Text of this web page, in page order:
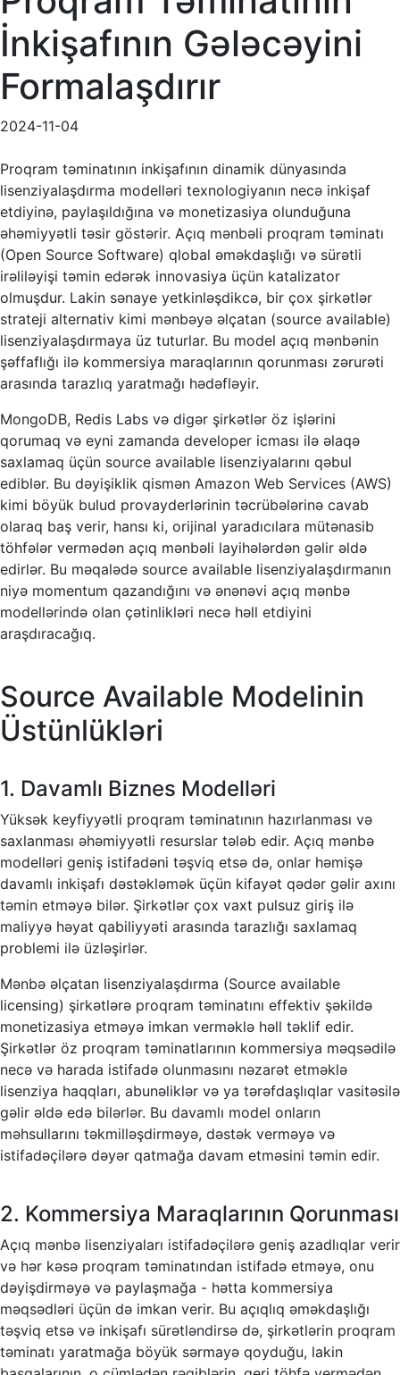
İnkişafının Gələcəyini
Formalaşdırır
2024-11-04
Proqram təminatının inkişafının dinamik dünyasında
lisenziyalaşdırma modelləri texnologiyanın necə inkişaf
etdiyinə, paylaşıldığına və monetizasiya olunduğuna
əhəmiyyətli təsir göstərir. Açıq mənbəli proqram təminatı
(Open Source Software) qlobal əməkdaşlığı və sürətli
irəliləyişi təmin edərək innovasiya üçün katalizator
olmuşdur. Lakin sənaye yetkinləşdikcə, bir çox şirkətlər
strateji alternativ kimi mənbəyə əlçatan (source available)
lisenziyalaşdırmaya üz tuturlar. Bu model açıq mənbənin
şəffaflığı ilə kommersiya maraqlarının qorunması zərurəti
arasında tarazlıq yaratmağı hədəfləyir.
MongoDB, Redis Labs və digər şirkətlər öz işlərini
qorumaq və eyni zamanda developer icması ilə əlaqə
saxlamaq üçün source available lisenziyalarını qəbul
ediblər. Bu dəyişiklik qismən Amazon Web Services (AWS)
kimi böyük bulud provayderlərinin təcrübələrinə cavab
olaraq baş verir, hansı ki, orijinal yaradıcılara mütənasib
töhfələr vermədən açıq mənbəli layihələrdən gəlir əldə
edirlər. Bu məqalədə source available lisenziyalaşdırmanın
niyə momentum qazandığını və ənənəvi açıq mənbə
modellərində olan çətinlikləri necə həll etdiyini
araşdıracağıq.
Source Available Modelinin
Üstünlükləri
1. Davamlı Biznes Modelləri
Yüksək keyfiyyətli proqram təminatının hazırlanması və
saxlanması əhəmiyyətli resurslar tələb edir. Açıq mənbə
modelləri geniş istifadəni təşviq etsə də, onlar həmişə
davamlı inkişafı dəstəkləmək üçün kifayət qədər gəlir axını
təmin etməyə bilər. Şirkətlər çox vaxt pulsuz giriş ilə
maliyyə həyat qabiliyyəti arasında tarazlığı saxlamaq
problemi ilə üzləşirlər.
Mənbə əlçatan lisenziyalaşdırma (Source available
licensing) şirkətlərə proqram təminatını effektiv şəkildə
monetizasiya etməyə imkan verməklə həll təklif edir.
Şirkətlər öz proqram təminatlarının kommersiya məqsədilə
necə və harada istifadə olunmasını nəzarət etməklə
lisenziya haqqları, abunəliklər və ya tərəfdaşlıqlar vasitəsilə
gəlir əldə edə bilərlər. Bu davamlı model onların
məhsullarını təkmilləşdirməyə, dəstək verməyə və
istifadəçilərə dəyər qatmağa davam etməsini təmin edir.
2. Kommersiya Maraqlarının Qorunması
Açıq mənbə lisenziyaları istifadəçilərə geniş azadlıqlar verir
və hər kəsə proqram təminatından istifadə etməyə, onu
dəyişdirməyə və paylaşmağa - hətta kommersiya
məqsədləri üçün də imkan verir. Bu açıqlıq əməkdaşlığı
təşviq etsə və inkişafı sürətləndirsə də, şirkətlərin proqram
təminatı yaratmağa böyük sərmayə qoyduğu, lakin